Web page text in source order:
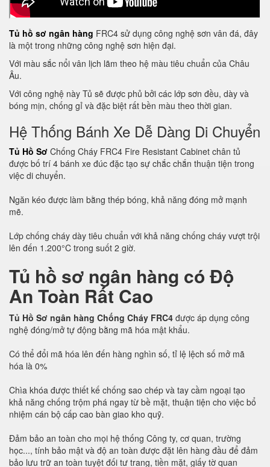
Tủ hồ sơ ngân hàng FRC4 sử dụng công nghệ sơn vân đá, đây
là một trong những công nghệ sơn hiện đại.
Với màu sắc nổi vân lịch lãm theo hệ màu tiêu chuẩn của Châu
Âu.
Với công nghệ này Tủ sẽ được phủ bởi các lớp sơn đều, dày và
bóng mịn, chống gỉ và đặc biệt rất bền màu theo thời gian.
Hệ Thống Bánh Xe Dễ Dàng Di Chuyển
Tủ Hồ Sơ Chống Cháy FRC4 Fire Resistant Cabinet chân tủ
được bố trí 4 bánh xe đúc đặc tạo sự chắc chắn thuận tiện trong
việc di chuyển.
Ngăn kéo được làm bằng thép bóng, khả năng đóng mở mạnh
mẽ.
Lớp chống cháy dày tiêu chuẩn với khả năng chống cháy vượt trội
lên đến 1.200°C trong suốt 2 giờ.
Tủ hồ sơ ngân hàng có Độ
An Toàn Rất Cao
Tủ Hồ Sơ ngân hàng Chống Cháy FRC4 được áp dụng công
nghệ đóng/mở tự động bằng mã hóa mật khẩu.
Có thể đổi mã hóa lên đến hàng nghìn số, tỉ lệ lệch số mở mã
hóa là 0%
Chìa khóa được thiết kế chống sao chép và tay cầm ngoại tạo
khả năng chống trộm phá ngay từ bề mặt, thuận tiện cho việc bổ
nhiệm cán bộ cấp cao bàn giao kho quỹ.
Đảm bảo an toàn cho mọi hệ thống Công ty, cơ quan, trường
học..., tính bảo mật và độ an toàn được đặt lên hàng đầu để đảm
bảo lưu trữ an toàn tuyệt đối tư trang, tiền mặt, giấy tờ quan